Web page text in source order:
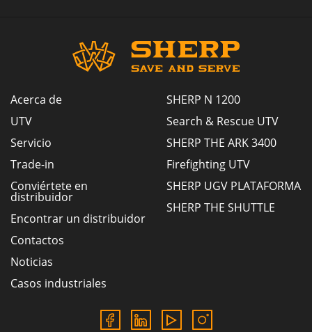
Acerca de
UTV
Servicio
Trade-in
Conviértete en
distribuidor
Encontrar un distribuidor
Contactos
Noticias
Casos industriales
SHERP N 1200
Search & Rescue UTV
SHERP THE ARK 3400
Firefighting UTV
SHERP UGV PLATAFORMA
SHERP THE SHUTTLE